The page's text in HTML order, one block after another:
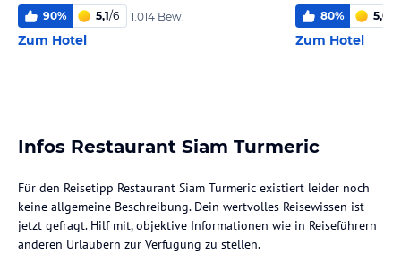
90% 5,1/6 1.014 Bew.
Zum Hotel
80% 5,0
Zum Hotel
Infos Restaurant Siam Turmeric
Für den Reisetipp Restaurant Siam Turmeric existiert leider noch
keine allgemeine Beschreibung. Dein wertvolles Reisewissen ist
jetzt gefragt. Hilf mit, objektive Informationen wie in Reiseführern
anderen Urlaubern zur Verfügung zu stellen.